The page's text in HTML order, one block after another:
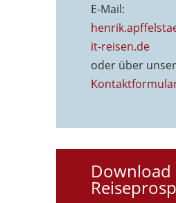
E-Mail:
it-reisen.de
oder über unser
Kontaktformu
Download